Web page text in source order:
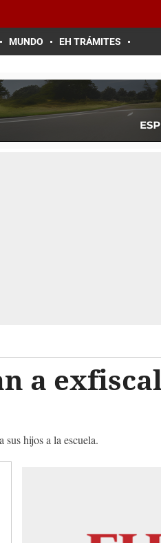
MUNDO EH TRÁMITES
a
hijos a la escuela.